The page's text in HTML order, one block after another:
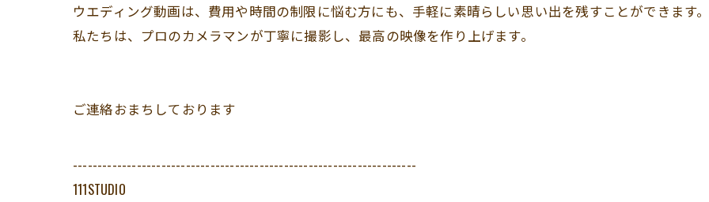
ウエディング動画は、費用や時間の制限に悩む方にも、手軽に素晴らしい思い出を残すことができます。
私たちは、プロのカメラマンが丁寧に撮影し、最高の映像を作り上げます。
ご連絡おまちしております
----------------------------------------------------------------------
111STUDIO